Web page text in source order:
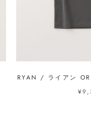
RYAN / ライアン